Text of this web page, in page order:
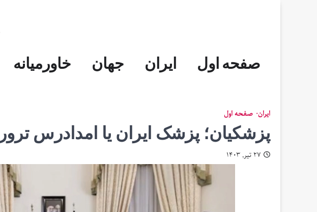
صفحه اول ایران جهان خاورمیانه
ایران صفحه اول
پزشکیان؛ پزشک ایران یا امدادرس
۲۷ تیر, ۱۴۰۳